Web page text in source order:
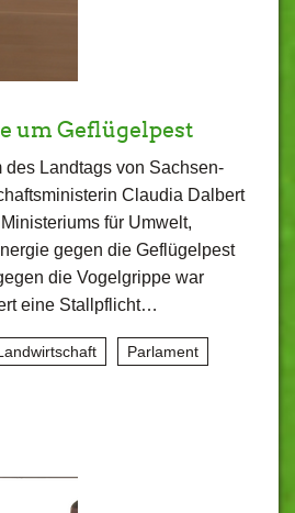
um Geflügelpest
des Landtags von Sachsen-
Claudia Dalbert
für Umwelt,
gegen die Geflügelpest
die Vogelgrippe war
eine Stallpflicht…
Parlament